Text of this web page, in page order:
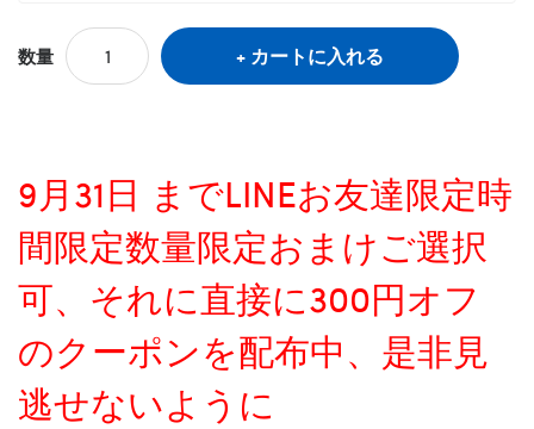
数量 カートに入れる
9月31日 までLINEお友達限定時
間限定数量限定おまけご選択
可、それに直接に300円オフ
のクーポンを配布中、是非見
逃せないように